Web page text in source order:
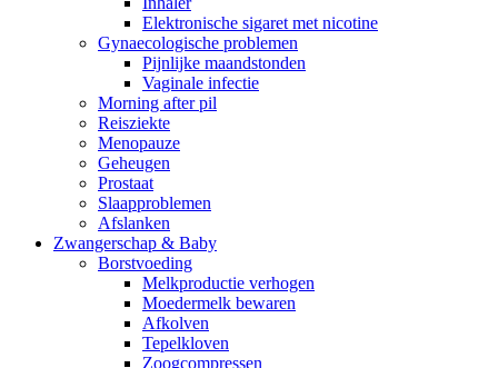
Elektronische sigaret met nicotine
Gynaecologische problemen
Pijnlijke maandstonden
Vaginale infectie
Morning after pil
Reisziekte
Menopauze
Geheugen
Prostaat
Slaapproblemen
Afslanken
Zwangerschap & Baby
Borstvoeding
Melkproductie verhogen
Moedermelk bewaren
Afkolven
Tepelkloven
Zoogcompressen